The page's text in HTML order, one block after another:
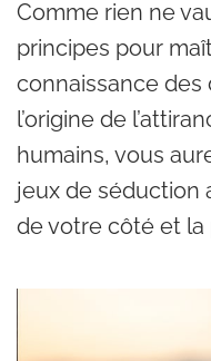
Comme rien ne
principes pour
connaissance des
l’origine de
humains, vous
jeux de séduction
de votre côté et la